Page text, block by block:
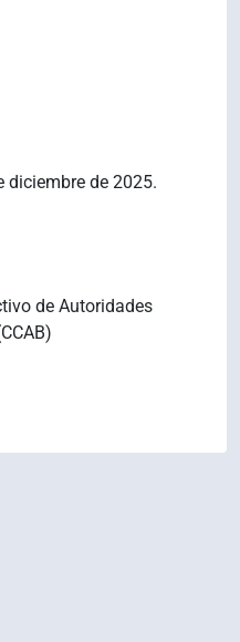
diciembre de 2025.
de Autoridades